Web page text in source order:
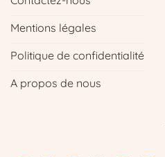
Mentions légales
Politique de confidentialité
A propos de nous